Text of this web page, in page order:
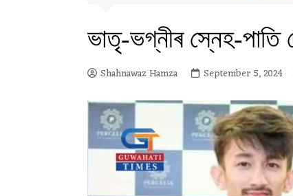
Guwahati
ভাতৃ-ভগ্নীৰ স্নেহ-পাতি
Shahnawaz Hamza September 5, 2024